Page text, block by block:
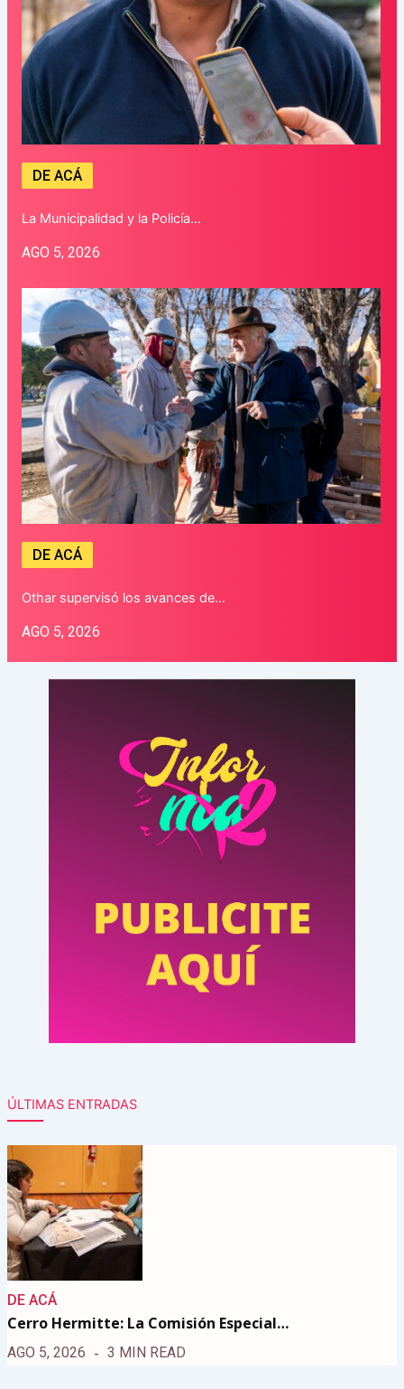
DE ACÁ
La Municipalidad y la Policía…
AGO 5, 2026
DE ACÁ
Othar supervisó los avances de…
AGO 5, 2026
ÚLTIMAS ENTRADAS
DE ACÁ
Cerro Hermitte: La Comisión Especial…
AGO 5, 2026 3 MIN READ